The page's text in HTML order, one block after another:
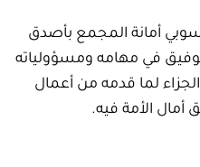
أمانة المجمع بأصدق
في مهامه ومسؤولياته
لما قدمه من أعمال
الأمة فيه.